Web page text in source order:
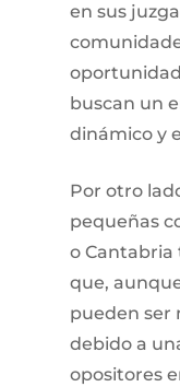
en sus
buscan un
dinámico y
Por otro
pequeñas
o Cantabria
que,
pueden ser
debido a
opositores